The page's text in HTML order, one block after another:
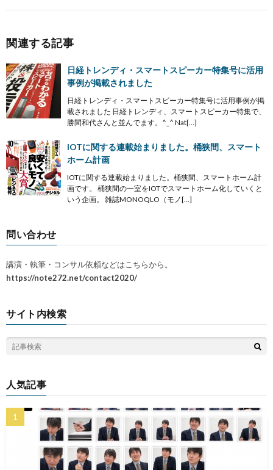
関連する記事
日経トレンディ・スマートスピーカー特集号に活用
事例が掲載されました
日経トレンディ・スマートスピーカー特集号に活用事例が掲
載されました 日経トレンディ、スマートスピーカー特集で、
勝間和代さんと並んでます。^_^ Nat[…]
IOTに関する連載始まりました。桶狭間、スマート
ホーム計画
IOTに関する連載始まりました。桶狭間、スマートホーム計
画です。 桶狭間の一室をIOTでスマートホーム化していくと
いう企画。 雑誌MONOQLO（モノ[…]
問い合わせ
講演・執筆・コンサル依頼などはこちらから。
https://note272.net/contact2020/
サイト内検索
人気記事